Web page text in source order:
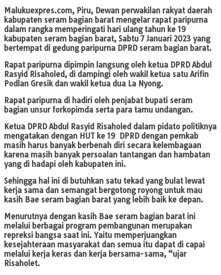
Malukuexpres.com, Piru, Dewan perwakilan rakyat daerah
kabupaten seram bagian barat mengelar rapat paripurna
dalam rangka memperingati hari ulang tahun ke 19
kabupaten seram bagian barat, Sabtu 7 Januari 2023 yang
bertempat di gedung paripurna DPRD seram bagian barat.
Rapat paripurna dipimpin langsung oleh ketua DPRD Abdul
Rasyid Risaholed, di dampingi oleh wakil ketua satu Arifin
Podlan Gresik dan wakil ketua dua La Nyong.
Rapat paripurna di hadiri oleh penjabat bupati seram
bagian unsur forkopimda serta para tamu undangan.
Ketua DPRD Abdul Rasyid Risaholed dalam pidato politiknya
mengatakan dengan HUT ke 19 DPRD dengan pemkab
masih harus banyak berbenah diri secara kelembagaan
karena masih banyak persoalan tantangan dan hambatan
yang di hadapi oleh kabupaten ini.
Sehingga hal ini di butuhkan satu tekad yang bulat lewat
kerja sama dan semangat bergotong royong untuk mau
kasih Bae seram bagian barat yang lebih baik ke depan.
Menurutnya dengan kasih Bae seram bagian barat ini
melalui berbagai program pembangunan merupakan
repreksi bangsa saat ini. Yaitu memperjuangkan
kesejahteraan masyarakat dan semua itu dapat di capai
melalui kerja keras dan kerja bersama-sama, “ujar
Risaholet.